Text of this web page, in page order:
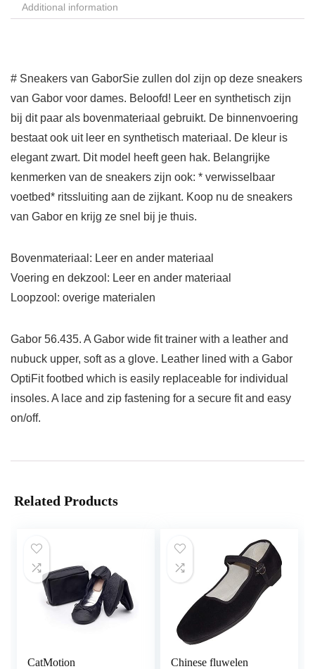
Additional information
# Sneakers van GaborSie zullen dol zijn op deze sneakers
van Gabor voor dames. Beloofd! Leer en synthetisch zijn
bij dit paar als bovenmateriaal gebruikt. De binnenvoering
bestaat ook uit leer en synthetisch materiaal. De kleur is
elegant zwart. Dit model heeft geen hak. Belangrijke
kenmerken van de sneakers zijn ook: * verwisselbaar
voetbed* ritssluiting aan de zijkant. Koop nu de sneakers
van Gabor en krijg ze snel bij je thuis.
Bovenmateriaal: Leer en ander materiaal
Voering en dekzool: Leer en ander materiaal
Loopzool: overige materialen
Gabor 56.435. A Gabor wide fit trainer with a leather and
nubuck upper, soft as a glove. Leather lined with a Gabor
OptiFit footbed which is easily replaceable for individual
insoles. A lace and zip fastening for a secure fit and easy
on/off.
Related Products
CatMotion
Chinese fluwelen